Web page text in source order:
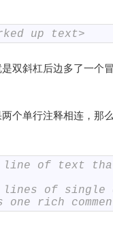
up text>
双斜杠后边多了一个冒
个单行注释相连，那
of text that
lines of single
one rich